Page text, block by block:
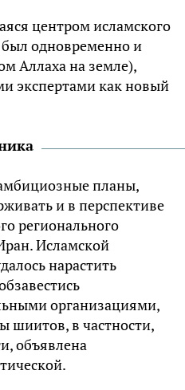
центром исламского
одновременно и
Аллаха на земле),
экспертами как новый
планы,
и в перспективе
регионального
Исламской
нарастить
организациями,
шиитов, в частности,
объявлена